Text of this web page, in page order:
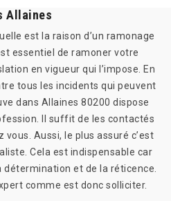
Allaines
est la raison d’un ramonage
essentiel de ramoner votre
en vigueur qui l’impose. En
tous les incidents qui peuvent
dans Allaines 80200 dispose
Il suffit de les contactés
Aussi, le plus assuré c’est
Cela est indispensable car
détermination et de la réticence.
comme est donc solliciter.